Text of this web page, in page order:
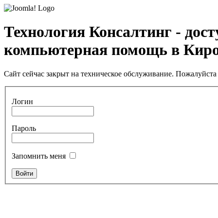
Технология Консалтинг -
компьютерная помощь в
Сайт сейчас закрыт на техническое обслуживание.
Логин
Пароль
Запомнить меня